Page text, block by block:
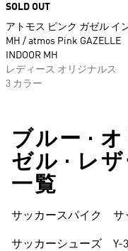
SOLD OUT
アトモス ピンク ガゼル イ
MH / atmos Pink GAZELLE
INDOOR MH
レディース オリジナルス
3 カラー
ブルー •
ゼル • レ
一覧
サッカースパイク
サッカーシューズ
サ
Y-